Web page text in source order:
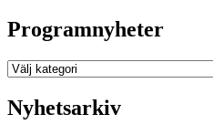
Programnyheter
Programnyheter
Nyhetsarkiv